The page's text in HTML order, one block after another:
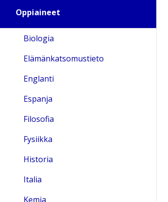
Oppiaineet
Biologia
Elämänkatsomustieto
Englanti
Espanja
Filosofia
Fysiikka
Historia
Italia
Kemia